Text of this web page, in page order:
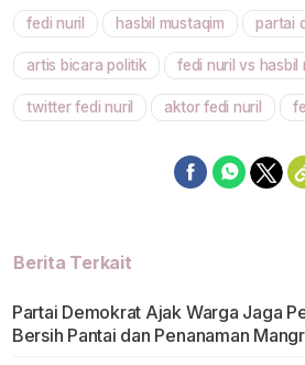
fedi nuril hasbil mustaqim partai
artis bicara politik fedi nuril vs hasbil
twitter fedi nuril aktor fedi nuril
Berita Terkait
Partai Demokrat Ajak Warga Jaga
Bersih Pantai dan Penanaman